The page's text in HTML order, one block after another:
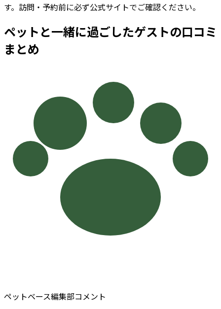
す。訪問・予約前に必ず公式サイトでご確認ください。
ペットと一緒に過ごしたゲストの口コミ
まとめ
ペットベース編集部コメント